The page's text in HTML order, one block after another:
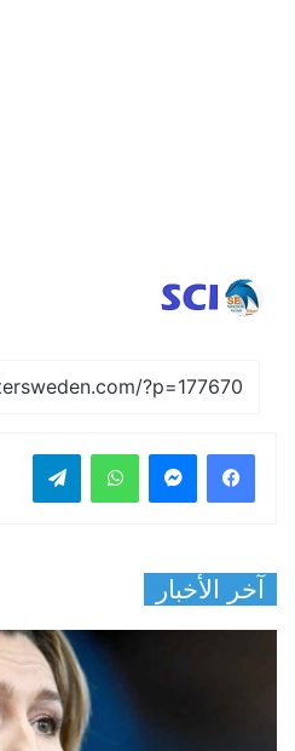
فيسبوك واتساب
آخر الأخبار